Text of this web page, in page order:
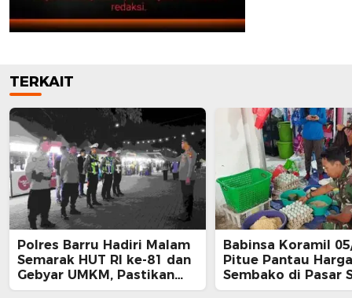
TERKAIT
Polres Barru Hadiri Malam
Semarak HUT RI ke-81 dan
Gebyar UMKM, Pastikan
Kegiatan Berlangsung
Babinsa Koramil
Pitue Pantau Harga
Sembako di Pasar
Tanru Tedong